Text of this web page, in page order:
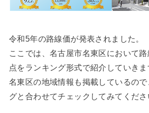
令和5年の路線価が発表されました。
ここでは、名古屋市名東区において
点をランキング形式で紹介していきま
名東区の地域情報も掲載しているの
グと合わせてチェックしてみてくださ